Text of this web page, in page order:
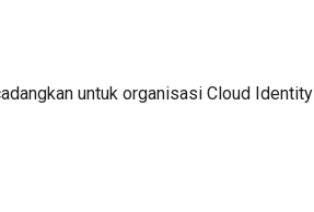
untuk organisasi Cloud Identity